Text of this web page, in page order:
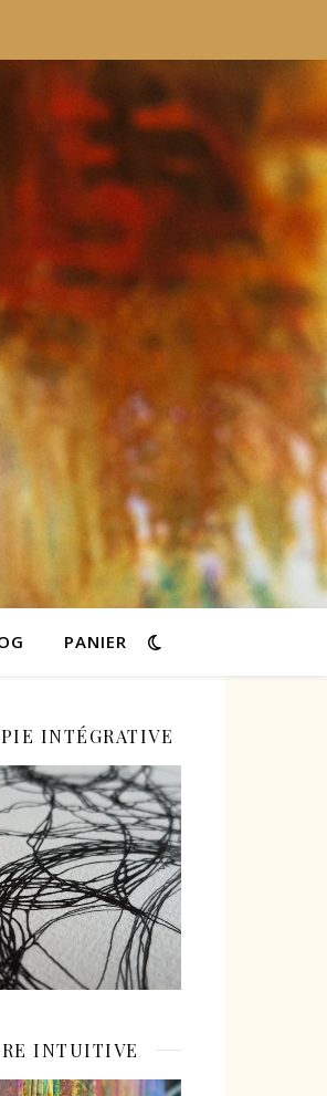
PANIER
INTÉGRATIVE
INTUITIVE